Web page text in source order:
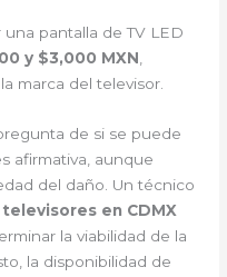
pantalla de TV LED
y $3,000 MXN,
marca del televisor.
de si se puede
afirmativa, aunque
del daño. Un técnico
en CDMX
la viabilidad de la
la disponibilidad de